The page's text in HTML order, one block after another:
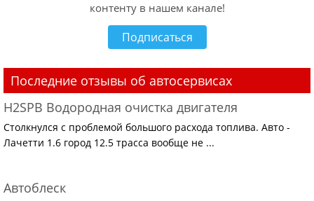
контенту в нашем канале!
Подписаться
Последние отзывы об автосервисах
H2SPB Водородная очистка двигателя
Столкнулся с проблемой большого расхода топлива. Авто -
Лачетти 1.6 город 12.5 трасса вообще не ...
Автоблеск